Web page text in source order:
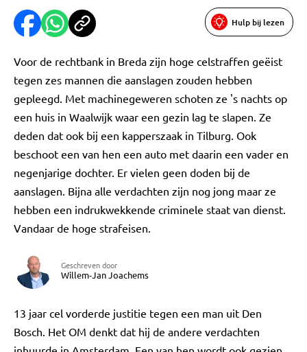
Hulp bij lezen
Voor de rechtbank in Breda zijn hoge celstraffen geëist
tegen zes mannen die aanslagen zouden hebben
gepleegd. Met machinegeweren schoten ze 's nachts op
een huis in Waalwijk waar een gezin lag te slapen. Ze
deden dat ook bij een kapperszaak in Tilburg. Ook
beschoot een van hen een auto met daarin een vader en
negenjarige dochter. Er vielen geen doden bij de
aanslagen. Bijna alle verdachten zijn nog jong maar ze
hebben een indrukwekkende criminele staat van dienst.
Vandaar de hoge strafeisen.
Geschreven door
Willem-Jan Joachems
13 jaar cel vorderde justitie tegen een man uit Den
Bosch. Het OM denkt dat hij de andere verdachten